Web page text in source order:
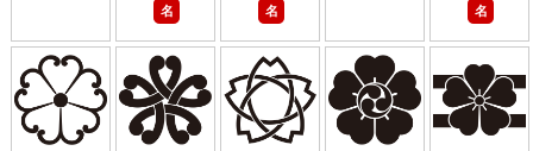
名 名 名